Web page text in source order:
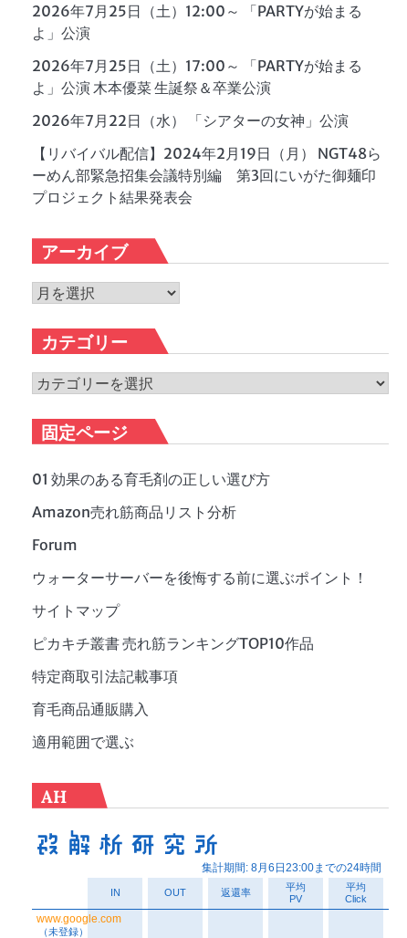
2026年7月25日（土）12:00～ 「PARTYが始まる
よ」公演
2026年7月25日（土）17:00～ 「PARTYが始まる
よ」公演 木本優菜 生誕祭＆卒業公演
2026年7月22日（水） 「シアターの女神」公演
【リバイバル配信】2024年2月19日（月） NGT48ら
ーめん部緊急招集会議特別編 第3回にいがた御麺印
プロジェクト結果発表会
アーカイブ
ア
カ
イ
ブ
カテゴリー
カ
ゴ
リ
ー
固定ページ
01 効果のある育毛剤の正しい選び方
Amazon売れ筋商品リスト分析
Forum
ウォーターサーバーを後悔する前に選ぶポイント！
サイトマップ
ピカキチ叢書 売れ筋ランキングTOP10作品
特定商取引法記載事項
育毛商品通販購入
適用範囲で選ぶ
AH